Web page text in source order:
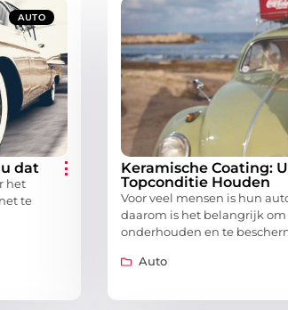
AUTO
dat
het
te
Keramische Coating:
Topconditie Houden
Voor veel mensen is hun
daarom is het belangrijk om
onderhouden en te
Auto